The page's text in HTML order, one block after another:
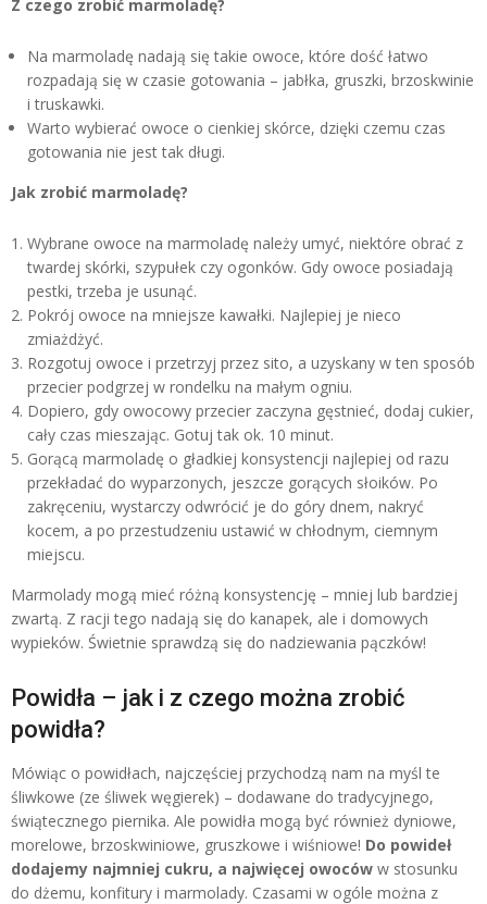
Z czego zrobić marmoladę?
Na marmoladę nadają się takie owoce, które dość łatwo
rozpadają się w czasie gotowania – jabłka, gruszki, brzoskwinie
i truskawki.
Warto wybierać owoce o cienkiej skórce, dzięki czemu czas
gotowania nie jest tak długi.
Jak zrobić marmoladę?
Wybrane owoce na marmoladę należy umyć, niektóre obrać z
twardej skórki, szypułek czy ogonków. Gdy owoce posiadają
pestki, trzeba je usunąć.
Pokrój owoce na mniejsze kawałki. Najlepiej je nieco
zmiażdżyć.
Rozgotuj owoce i przetrzyj przez sito, a uzyskany w ten sposób
przecier podgrzej w rondelku na małym ogniu.
Dopiero, gdy owocowy przecier zaczyna gęstnieć, dodaj cukier,
cały czas mieszając. Gotuj tak ok. 10 minut.
Gorącą marmoladę o gładkiej konsystencji najlepiej od razu
przekładać do wyparzonych, jeszcze gorących słoików. Po
zakręceniu, wystarczy odwrócić je do góry dnem, nakryć
kocem, a po przestudzeniu ustawić w chłodnym, ciemnym
miejscu.
Marmolady mogą mieć różną konsystencję – mniej lub bardziej
zwartą. Z racji tego nadają się do kanapek, ale i domowych
wypieków. Świetnie sprawdzą się do nadziewania pączków!
Powidła – jak i z czego można zrobić
powidła?
Mówiąc o powidłach, najczęściej przychodzą nam na myśl te
śliwkowe (ze śliwek węgierek) – dodawane do tradycyjnego,
świątecznego piernika. Ale powidła mogą być również dyniowe,
morelowe, brzoskwiniowe, gruszkowe i wiśniowe! Do powideł
dodajemy najmniej cukru, a najwięcej owoców w stosunku
do dżemu, konfitury i marmolady. Czasami w ogóle można z